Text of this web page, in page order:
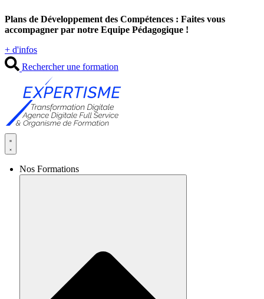
au
contenu
Plans de Développement des Compétences : Faites vous
accompagner par notre Equipe Pédagogique !
+ d'infos
Rechercher une formation
Nos Formations